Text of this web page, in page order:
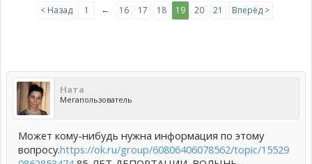
< Назад 1 ← 16 17 18 19 20 21 Вперёд >
Ната
Мегапользователь
Может кому-нибудь нужна информация по этому
вопросу.https://ok.ru/group/60806406078562/topic/15529